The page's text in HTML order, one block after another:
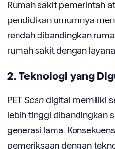
Rumah sakit pemerintah
pendidikan umumnya
rendah dibandingkan
rumah sakit dengan
2. Teknologi yang
PETScandigital memiliki
lebih tinggi dibandingkan
generasi lama.
pemeriksaan dengan